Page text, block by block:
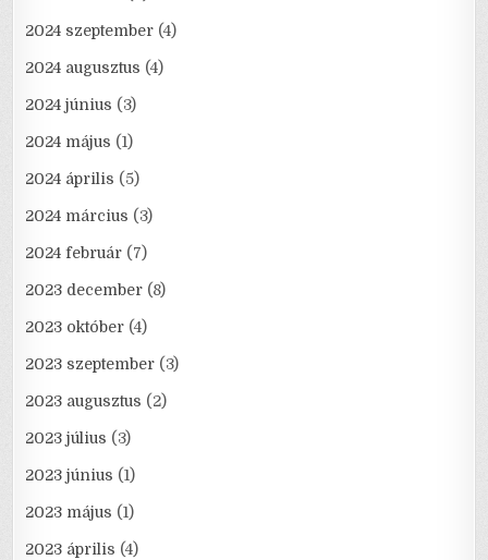
2024 szeptember (4)
2024 augusztus (4)
2024 június (3)
2024 május (1)
2024 április (5)
2024 március (3)
2024 február (7)
2023 december (8)
2023 október (4)
2023 szeptember (3)
2023 augusztus (2)
2023 július (3)
2023 június (1)
2023 május (1)
2023 április (4)